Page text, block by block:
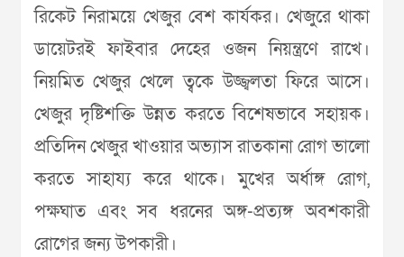
রিকেট নিরাময়ে খেজুর বেশ কার্যকর। খেজুরে থাকা
ডায়েটরই ফাইবার দেহের ওজন নিয়ন্ত্রণে রাখে।
নিয়মিত খেজুর খেলে ত্বকে উজ্জ্বলতা ফিরে আসে।
খেজুর দৃষ্টিশক্তি উন্নত করতে বিশেষভাবে সহায়ক।
প্রতিদিন খেজুর খাওয়ার অভ্যাস রাতকানা রোগ ভালো
করতে সাহায্য করে থাকে। মুখের অর্ধাঙ্গ রোগ,
পক্ষঘাত এবং সব ধরনের অঙ্গ-প্রত্যঙ্গ অবশকারী
রোগের জন্য উপকারী।